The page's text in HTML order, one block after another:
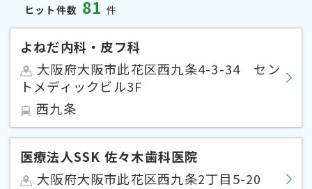
ヒット件数 81 件
よねだ内科・皮フ科
大阪府大阪市此花区西九条4-3-34 セン
トメディックビル3F
西九条
医療法人SSK 佐々木歯科医院
大阪府大阪市此花区西九条2丁目5-20